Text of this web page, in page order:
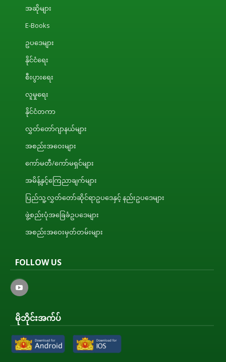
အဆိုများ
E-Books
ဥပဒေများ
နိုင်ငံရေး
စီးပွားရေး
လူမှုရေး
နိုင်ငံတကာ
လွှတ်တော်ဂျာနယ်များ
အစည်းအဝေးများ
ကော်မတီ/ကော်မရှင်များ
အမိန့်နှင့်ကြေညာချက်များ
ပြည်သူ့လွှတ်တော်ဆိုင်ရာဥပဒေနှင့် နည်းဥပဒေများ
ဖွဲ့စည်းပုံအခြေခံဥပဒေများ
အစည်းအဝေးမှတ်တမ်းများ
FOLLOW US
မိုဘိုင်းအက်ပ်